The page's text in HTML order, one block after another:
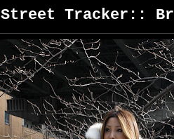
Street Tracker::